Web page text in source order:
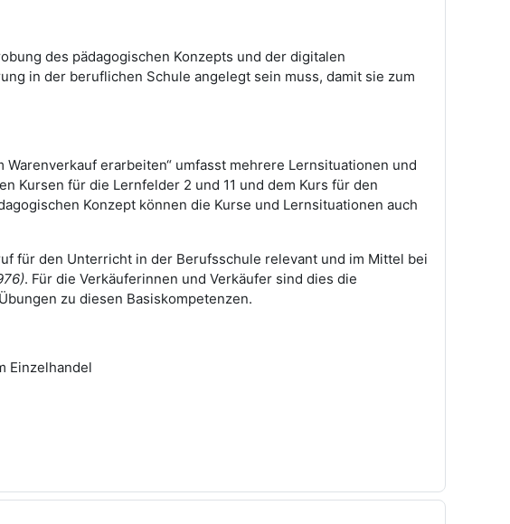
des pädagogischen Konzepts und der digitalen
in der beruflichen Schule angelegt sein muss, damit sie zum
erarbeiten“ umfasst mehrere Lernsituationen und
Kursen für die Lernfelder 2 und 11 und dem Kurs für den
Konzept können die Kurse und Lernsituationen auch
für den Unterricht in der Berufsschule relevant und im Mittel bei
. Für die Verkäuferinnen und Verkäufer sind dies die
zu diesen Basiskompetenzen.
Einzelhandel